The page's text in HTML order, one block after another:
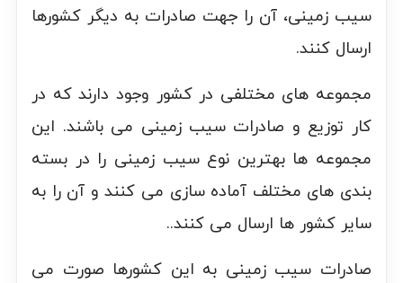
سیب زمینی، آن را جهت صادرات به دیگر کشورها
ارسال کنند.
مجموعه های مختلفی در کشور وجود دارند که در
کار توزیع و صادرات سیب زمینی می باشند. این
مجموعه ها بهترین نوع سیب زمینی را در بسته
بندی های مختلف آماده سازی می کنند و آن را به
سایر کشور ها ارسال می کنند..
صادرات سیب زمینی به این کشورها صورت می